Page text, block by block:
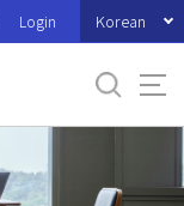
Login Korean